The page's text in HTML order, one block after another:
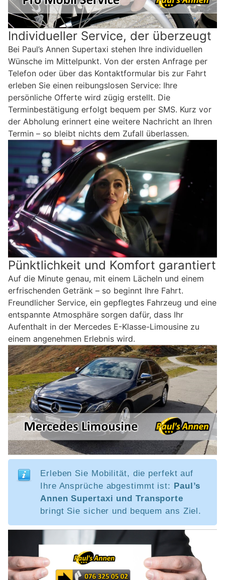
Individueller Service, der überzeugt
Bei Paul’s Annen Supertaxi stehen Ihre individuellen
Wünsche im Mittelpunkt. Von der ersten Anfrage per
Telefon oder über das Kontaktformular bis zur Fahrt
erleben Sie einen reibungslosen Service: Ihre
persönliche Offerte wird zügig erstellt. Die
Terminbestätigung erfolgt bequem per SMS. Kurz vor
der Abholung erinnert eine weitere Nachricht an Ihren
Termin – so bleibt nichts dem Zufall überlassen.
Pünktlichkeit und Komfort garantiert
Auf die Minute genau, mit einem Lächeln und einem
erfrischenden Getränk – so beginnt Ihre Fahrt.
Freundlicher Service, ein gepflegtes Fahrzeug und eine
entspannte Atmosphäre sorgen dafür, dass Ihr
Aufenthalt in der Mercedes E-Klasse-Limousine zu
einem angenehmen Erlebnis wird.
Erleben Sie Mobilität, die perfekt auf
Ihre Ansprüche abgestimmt ist: Paul’s
Annen Supertaxi und Transporte
bringt Sie sicher und bequem ans Ziel.